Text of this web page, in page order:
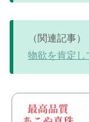
（関連記事）
物欲を肯定し